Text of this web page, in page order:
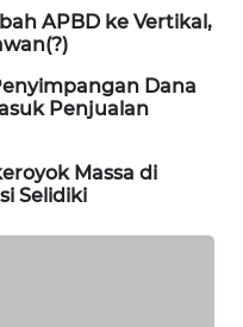
APBD ke Vertikal,
Dana
Penjualan
Massa di
Selidiki